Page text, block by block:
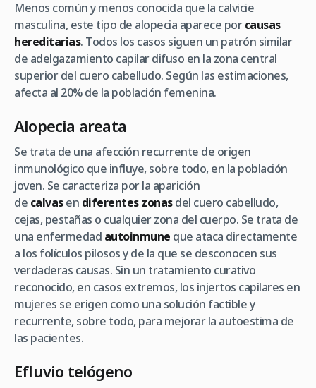
Menos común y menos conocida que la calvicie
masculina, este tipo de alopecia aparece porcausas
hereditarias. Todos los casos siguen un patrón similar
de adelgazamiento capilar difuso en la zona central
superior del cuero cabelludo. Según las estimaciones,
afecta al 20% de la población femenina.
Alopecia areata
Se trata de una afección recurrente de origen
inmunológico que influye, sobre todo, en la población
joven. Se caracteriza por la aparición
de calvasen diferentes zonasdel cuero cabelludo,
cejas, pestañas o cualquier zona del cuerpo. Se trata de
una enfermedad autoinmune que ataca directamente
a los folículos pilosos y de la que se desconocen sus
verdaderas causas. Sin un tratamiento curativo
reconocido, en casos extremos, los injertos capilares en
mujeres se erigen como una solución factible y
recurrente, sobre todo, para mejorar la autoestima de
las pacientes.
Efluvio telógeno